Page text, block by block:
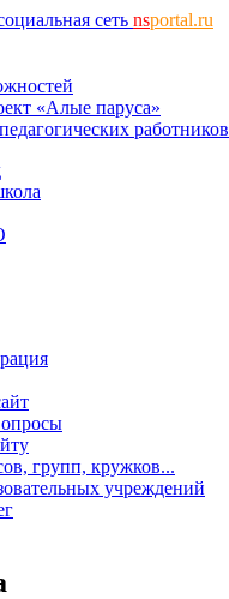
сеть nsportal.ru
«Алые паруса»
работников
групп, кружков...
учреждений